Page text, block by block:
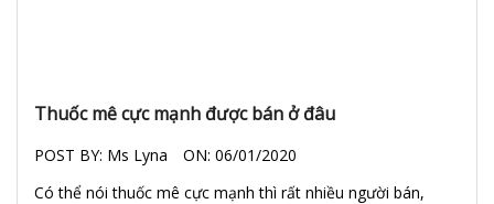
Thuốc mê cực mạnh được bán ở đâu
POST BY: Ms Lyna ON: 06/01/2020
Có thể nói thuốc mê cực mạnh thì rất nhiều người bán,